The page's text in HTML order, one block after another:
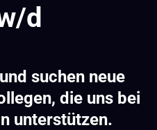
d
suchen neue
die uns bei
unterstützen.